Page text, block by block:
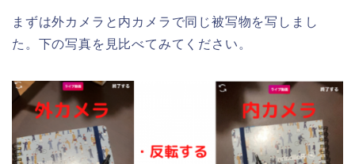
まずは外カメラと内カメラで同じ被写物を写しまし
た。下の写真を見比べてみてください。